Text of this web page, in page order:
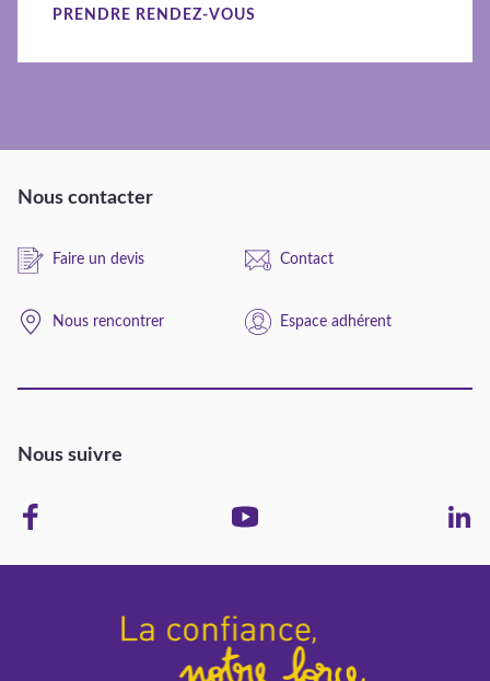
PRENDRE RENDEZ-VOUS
Nous contacter
Faire un devis Contact
Nous rencontrer Espace adhérent
Nous suivre